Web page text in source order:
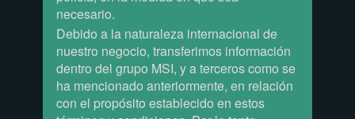
necesario.
Debido a la naturaleza internacional de
nuestro negocio, transferimos información
dentro del grupo MSI, y a terceros como se
ha mencionado anteriormente, en relación
con el propósito establecido en estos